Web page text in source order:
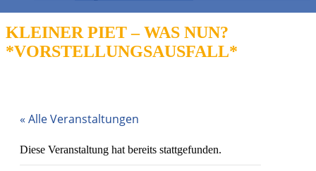
KLEINER PIET – WAS NUN?
*VORSTELLUNGSAUSFALL*
« Alle Veranstaltungen
Diese Veranstaltung hat bereits stattgefunden.